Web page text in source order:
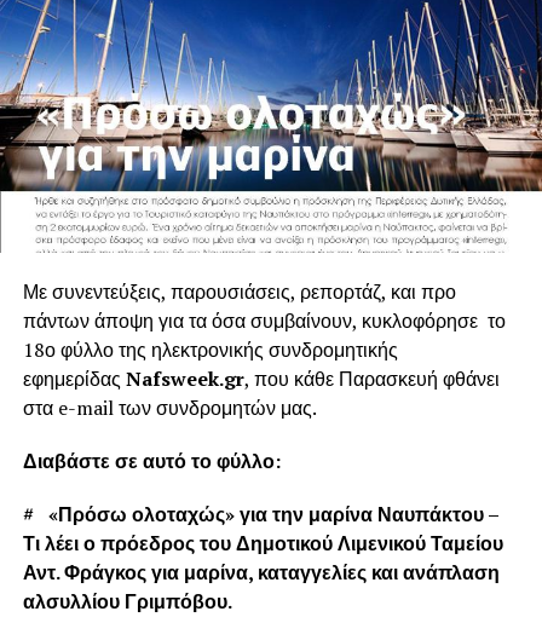
Με συνεντεύξεις, παρουσιάσεις, ρεπορτάζ, και προ
πάντων άποψη για τα όσα συμβαίνουν, κυκλοφόρησε το
18ο φύλλο της ηλεκτρονικής συνδρομητικής
εφημερίδας Nafsweek.gr, που κάθε Παρασκευή φθάνει
στα e-mail των συνδρομητών μας.
Διαβάστε σε αυτό το φύλλο:
# «Πρόσω ολοταχώς» για την μαρίνα Ναυπάκτου –
Τι λέει ο πρόεδρος του Δημοτικού Λιμενικού Ταμείου
Αντ. Φράγκος για μαρίνα, καταγγελίες και ανάπλαση
αλσυλλίου Γριμπόβου.